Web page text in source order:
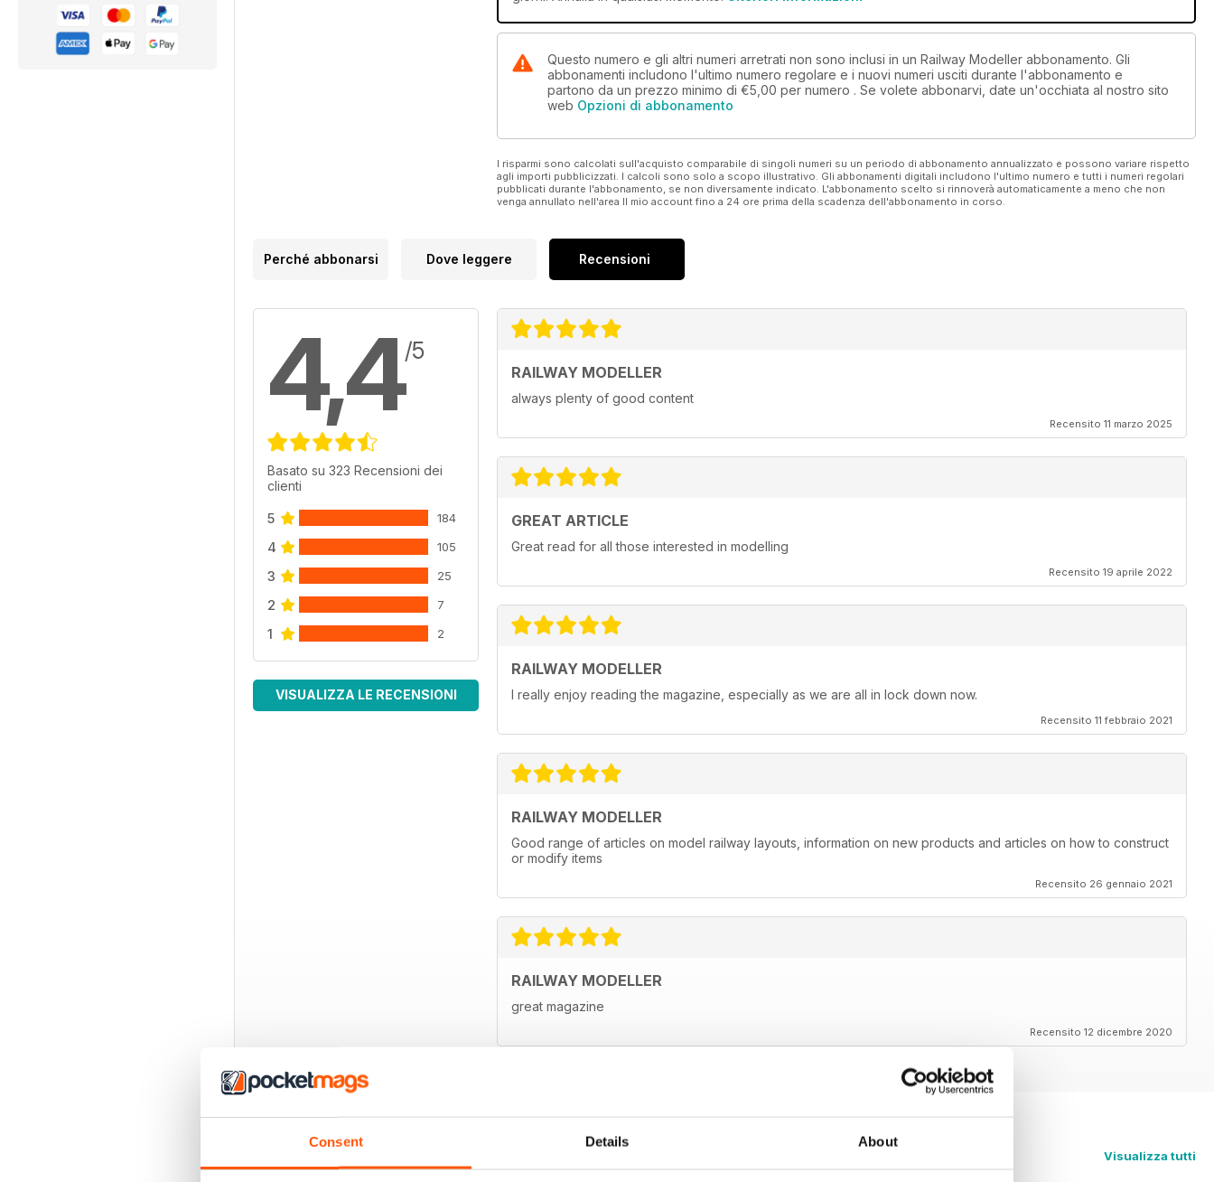
Consent Details About
Questo numero e gli altri numeri arretrati non sono inclusi in un Railway Modeller abbonamento. Gli
abbonamenti includono l'ultimo numero regolare e i nuovi numeri usciti durante l'abbonamento e
partono da un prezzo minimo di €5,00 per numero . Se volete abbonarvi, date un'occhiata al nostro sito
web Opzioni di abbonamento
I risparmi sono calcolati sull'acquisto comparabile di singoli numeri su un periodo di abbonamento annualizzato e possono variare rispetto
agli importi pubblicizzati. I calcoli sono solo a scopo illustrativo. Gli abbonamenti digitali includono l'ultimo numero e tutti i numeri regolari
pubblicati durante l'abbonamento, se non diversamente indicato. L'abbonamento scelto si rinnoverà automaticamente a meno che non
venga annullato nell'area Il mio account fino a 24 ore prima della scadenza dell'abbonamento in corso.
Perché abbonarsi Dove leggere Recensioni
4,4/5
Basato su 323 Recensioni dei
clienti
5 184
4 105
3 25
2 7
1 2
VISUALIZZA LE RECENSIONI
RAILWAY MODELLER
always plenty of good content
Recensito 11 marzo 2025
GREAT ARTICLE
Great read for all those interested in modelling
Recensito 19 aprile 2022
RAILWAY MODELLER
I really enjoy reading the magazine, especially as we are all in lock down now.
Recensito 11 febbraio 2021
RAILWAY MODELLER
Good range of articles on model railway layouts, information on new products and articles on how to construct
or modify items
Recensito 26 gennaio 2021
RAILWAY MODELLER
great magazine
Recensito 12 dicembre 2020
Visualizza tutti